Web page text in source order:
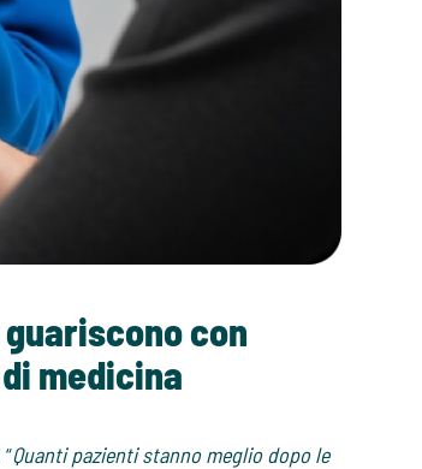
con
medicina
Quanti pazienti stanno meglio dopo le